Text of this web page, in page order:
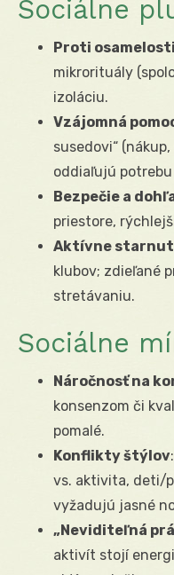
Sociálne
Proti osamelosti
mikrorituály
izoláciu.
Vzájomná
susedovi“
oddiaľujú
Bezpečie a
priestore,
Aktívne
klubov; zdieľané
stretávaniu.
Sociálne
Náročnosť na
konsenzom či
pomalé.
Konflikty štýlov
vs. aktivita, deti/
vyžadujú jasné
„Neviditeľná
aktivít stojí